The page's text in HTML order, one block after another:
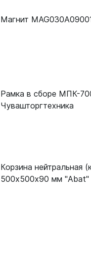
Магнит
Рамка в сборе МПК-
Чувашторгтехника
Корзина нейтральная
500х500х90 мм "Abat"